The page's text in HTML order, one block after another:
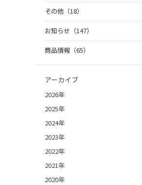
その他（18）
お知らせ（147）
商品情報（65）
アーカイブ
2026年
2025年
2024年
2023年
2022年
2021年
2020年